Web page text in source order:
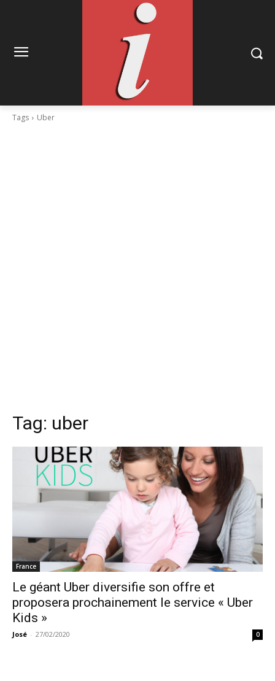
Tags Uber
Tag: uber
France
Le géant Uber diversifie son offre et
proposera prochainement le service « Uber
Kids »
José - 27/02/2020 0